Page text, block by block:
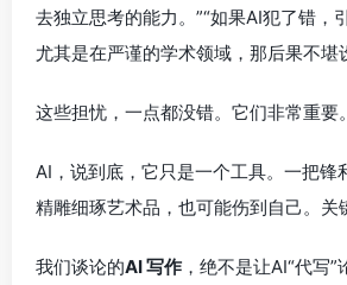
去独立思考的能力。”“如果AI犯了错，
尤其是在严谨的学术领域，那后果不堪
这些担忧，一点都没错。它们非常重要。
AI，说到底，它只是一个工具。一把锋
精雕细琢艺术品，也可能伤到自己。关
我们谈论的AI 写作 ，绝不是让AI“代写